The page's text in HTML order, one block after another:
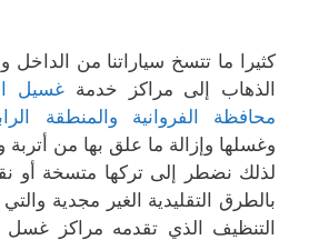
كثيرا ما تتسخ سياراتنا من الداخل
الذهاب إلى مراكز خدمة غسيل
محافظة الفروانية والمنطقة
وغسلها وإزالة ما علق بها من أتربة
لذلك نضطر إلى تركها متسخة أو
بالطرق التقليدية الغير مجدية
التنظيف الذي تقدمه مراكز غسل